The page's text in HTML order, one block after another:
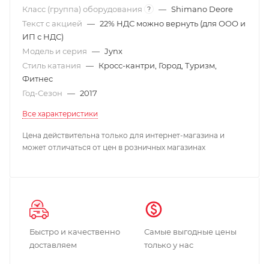
Класс (группа) оборудования
? — Shimano Deore
Текст с акцией — 22% НДС можно вернуть (для ООО и
ИП с НДС)
Модель и серия — Jynx
Стиль катания — Кросс-кантри, Город, Туризм,
Фитнес
Год-Сезон — 2017
Все характеристики
Цена действительна только для интернет-магазина и
может отличаться от цен в розничных магазинах
Быстро и качественно
доставляем
Самые выгодные цены
только у нас